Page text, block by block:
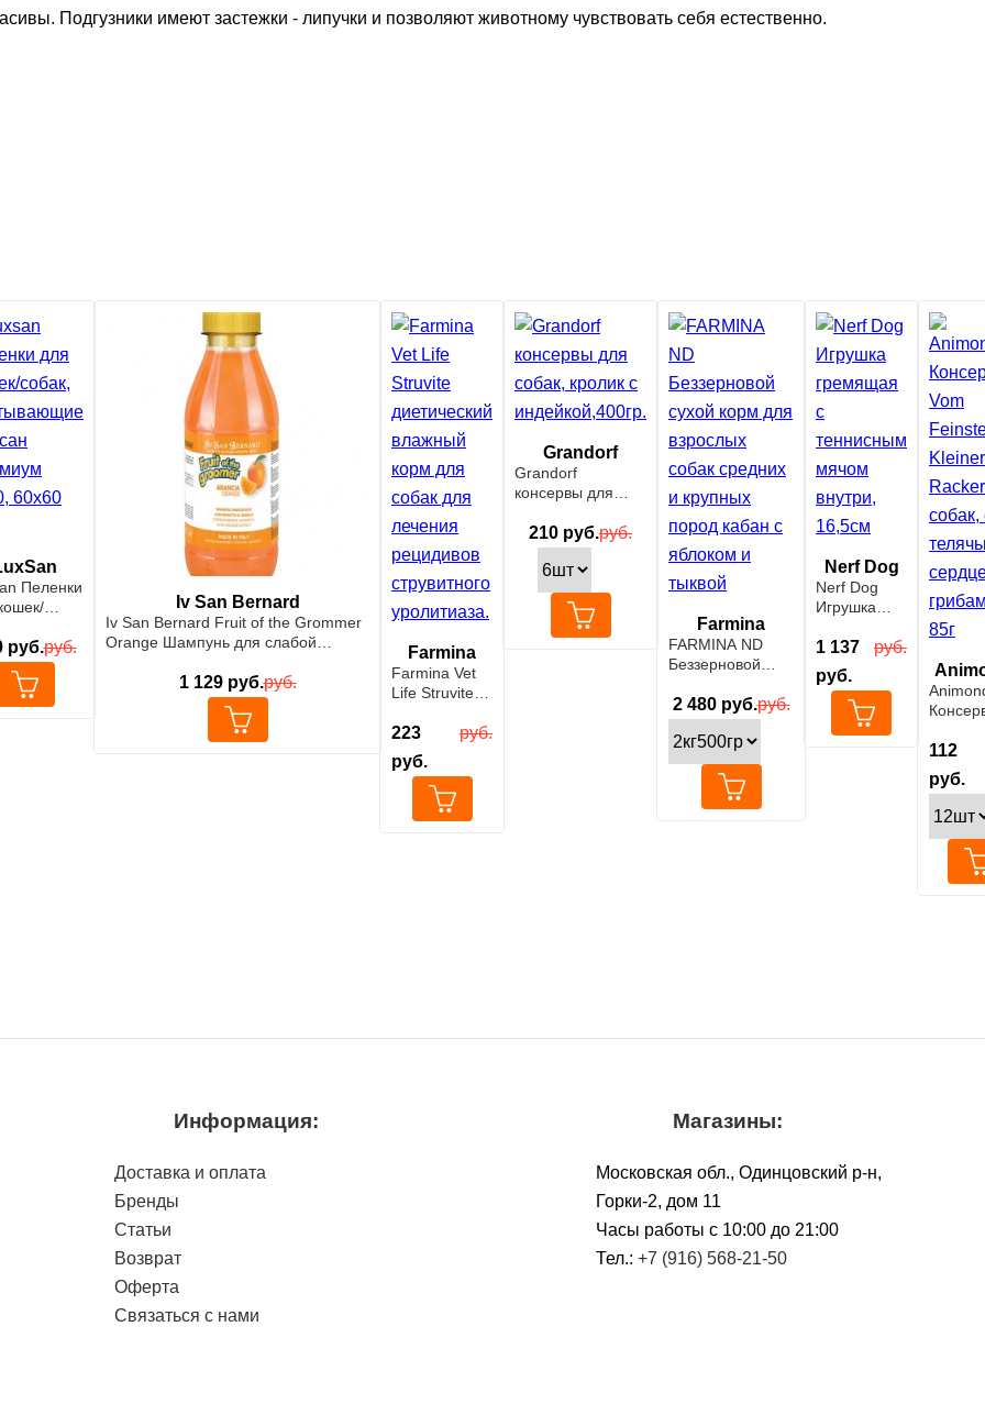
Подгузники имеют застежки - липучки и позволяют животному чувствовать себя естественно.
Пеленки
№20,
см
руб.руб.
Iv San Bernard
Iv San Bernard Fruit of the Grommer
Orange Шампунь для слабой
1 129руб.руб.
Farmina
Farmina Vet
Life Struvite
влажный
корм для
собак для
лечения
рецидивов
223
руб.
руб.
Grandorf
Grandorf
консервы для
индейкой,400гр.
210 руб.руб.
Farmina
FARMINA ND
Беззерновой
взрослых собак
средних и
крупных пород
кабан с яблоком
и тыквой
2 480руб.руб.
Nerf Dog
Nerf Dog
Игрушка
теннисным
мячом
внутри,
16,5см
1 137
руб.
руб.
Kleiner
собак, c
112
руб.
Информация:
Доставка и оплата
Бренды
Статьи
Возврат
Оферта
Связаться с нами
Магазины:
Московская обл., Одинцовский р-н,
Горки-2, дом 11
Чacы работы с 10:00 до 21:00
Тел.: +7 (916) 568-21-50